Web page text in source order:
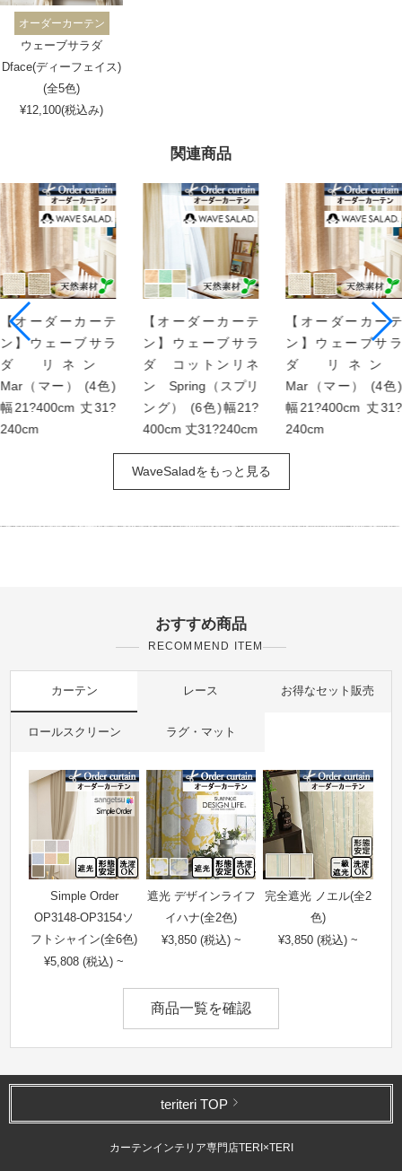
関連商品
【オーダーカーテ
ン】ウェーブサラ
ダ リネン
Mar（マー） (4色)
幅21?400cm 丈31?
240cm
【オーダーカーテ
ン】ウェーブサラ
ダ コットンリネ
ン Spring（スプリ
ング） (6色)幅21?
400cm 丈31?240cm
【オーダーカーテ
ン】ウェーブサラ
ダ リネン
Mar（マー） (4色)
幅21?400cm 丈31?
240cm
WaveSaladをもっと見る
オーダーカーテン
ウェーブサラダ
Dface(ディーフェイス)
(全5色)
¥12,100(税込み)
おすすめ商品
RECOMMEND ITEM
カーテン レース お得なセット販売
ロールスクリーン ラグ・マット
Simple Order
OP3148-OP3154ソ
フトシャイン(全6色)
¥5,808 (税込) ~
遮光 デザインライフ
イハナ(全2色)
¥3,850 (税込) ~
完全遮光 ノエル(全2
色)
¥3,850 (税込) ~
商品一覧を確認
teriteri TOP
カーテンインテリア専門店TERI×TERI